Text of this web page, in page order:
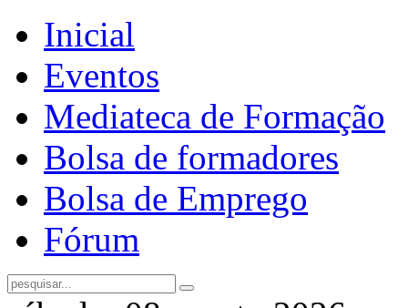
Inicial
Eventos
Mediateca de Formação
Bolsa de formadores
Bolsa de Emprego
Fórum